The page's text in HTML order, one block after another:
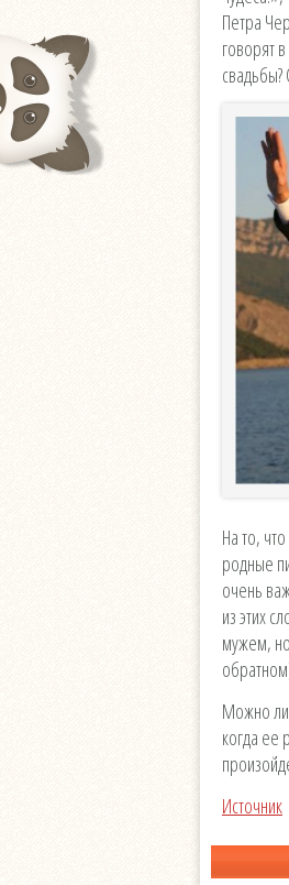
Петра
говорят
На то,
родные
очень
из этих
мужем,
Можно
когда ее
Источник